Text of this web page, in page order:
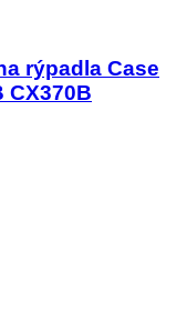
rýpadla Case
CX370B